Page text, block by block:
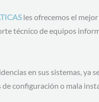
les ofrecemos el mejor
técnico de equipos
en sus sistemas, ya
configuración o mala